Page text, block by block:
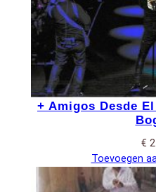
+ Amigos Desde
€
Toevoegen